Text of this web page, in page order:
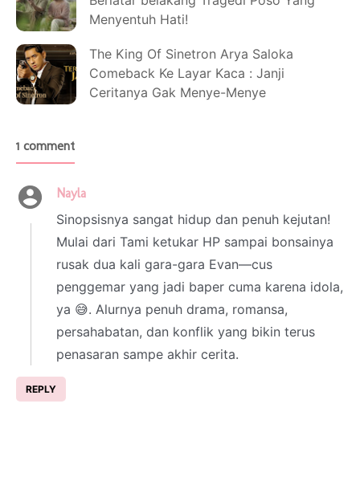
Menyentuh Hati!
The King Of Sinetron Arya Saloka
Comeback Ke Layar Kaca : Janji
Ceritanya Gak Menye-Menye
1 comment
Nayla
Sinopsisnya sangat hidup dan penuh kejutan!
Mulai dari Tami ketukar HP sampai bonsainya
rusak dua kali gara-gara Evan—cus
penggemar yang jadi baper cuma karena idola,
ya 😅. Alurnya penuh drama, romansa,
persahabatan, dan konflik yang bikin terus
penasaran sampe akhir cerita.
REPLY